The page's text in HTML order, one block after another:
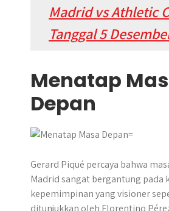
Madrid vs Athletic
Tanggal 5
Menatap
Depan
Gerard Piqué percaya bahwa
Madrid sangat bergantung pada
kepemimpinan yang visioner
ditunjukkan oleh Florentino